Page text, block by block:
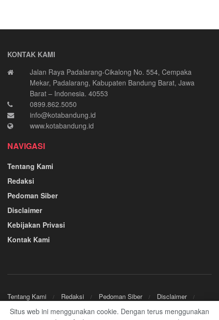
KONTAK KAMI
Jalan Raya Padalarang-Cikalong No. 554, Cempaka
Mekar, Padalarang, Kabupaten Bandung Barat, Jawa
Barat – Indonesia. 40553
0899.862.5050
info@kotabandung.id
www.kotabandung.id
NAVIGASI
Tentang Kami
Redaksi
Pedoman Siber
Disclaimer
Kebijakan Privasi
Kontak Kami
Tentang Kami Redaksi Pedoman Siber
Disclaimer
Situs web ini menggunakan cookie. Dengan terus menggunakan